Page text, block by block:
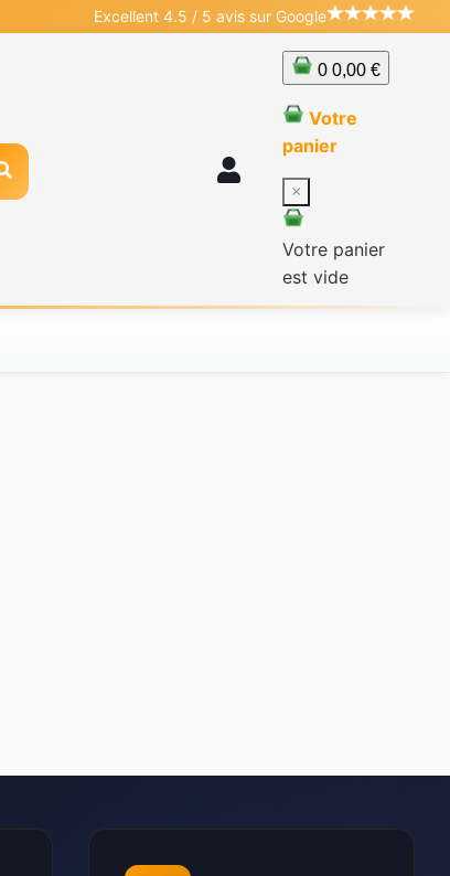
Excellent 4.5 / 5 avis sur Google
0 0,00 €
Votre
panier
×
Votre panier
est vide